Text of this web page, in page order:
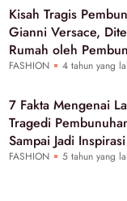
Kisah Tragis
Gianni Versace,
Rumah oleh
FASHION 4 tahun yang
7 Fakta Mengenai
Tragedi
Sampai Jadi
FASHION 5 tahun yang